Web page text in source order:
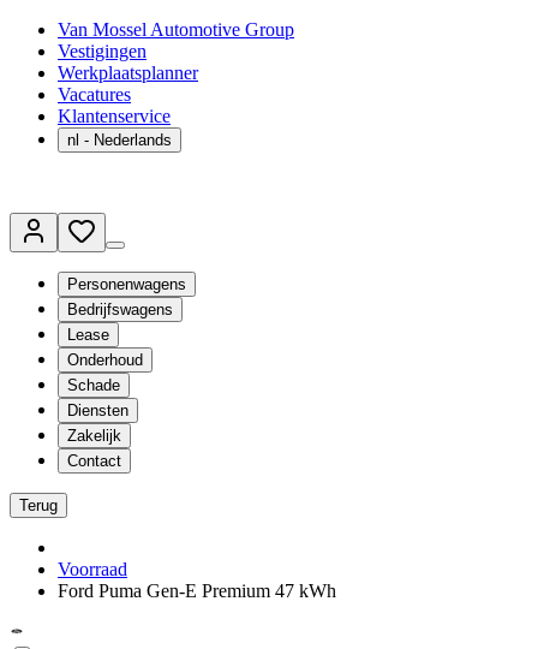
Van Mossel Automotive Group
Vestigingen
Werkplaatsplanner
Vacatures
Klantenservice
nl - Nederlands
Personenwagens
Bedrijfswagens
Lease
Onderhoud
Schade
Diensten
Zakelijk
Contact
Terug
Voorraad
Ford Puma Gen-E Premium 47 kWh